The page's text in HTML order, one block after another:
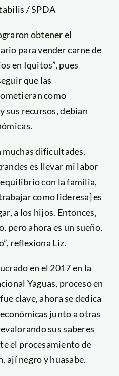
/ SPDA
obtener el
para vender carne de
en Iquitos”, pues
que las
como
sus recursos, debían
muchas dificultades.
es llevar mi labor
con la familia,
como lideresa] es
a los hijos. Entonces,
pero ahora es un sueño,
reflexiona Liz.
en el 2017 en la
Yaguas, proceso en
clave, ahora se dedica
junto a otras
sus saberes
el procesamiento de
ají negro y huasabe.